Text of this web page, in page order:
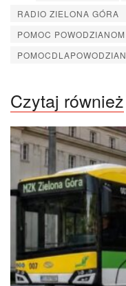
RADIO ZIELONA GÓRA
POMOC POWODZIANOM
POMOCDLAPOWODZIAN
Czytaj również